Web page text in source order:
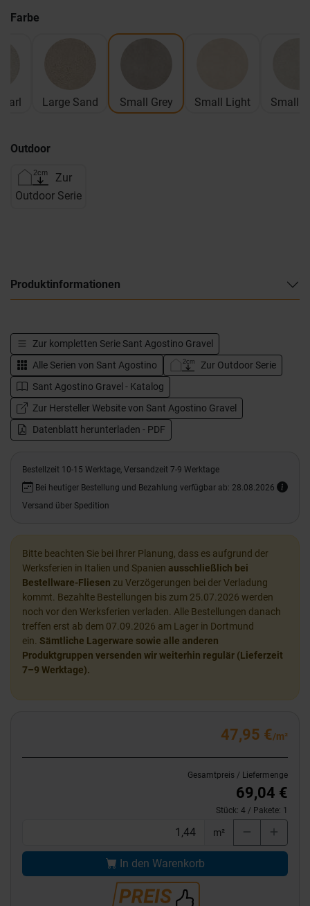
Farbe
Large Sand Small Grey Small Light Small
Outdoor
Zur
Outdoor Serie
Produktinformationen
Zur kompletten Serie Sant Agostino Gravel
Alle Serien von Sant Agostino
Zur Outdoor Serie
Sant Agostino Gravel - Katalog
Zur Hersteller Website von Sant Agostino Gravel
Datenblatt herunterladen - PDF
Bestellzeit 10-15 Werktage, Versandzeit 7-9 Werktage
Bei heutiger Bestellung und Bezahlung verfügbar ab: 28.08.2026
Versand über Spedition
Bitte beachten Sie bei Ihrer Planung, dass es aufgrund der
Werksferien in Italien und Spanien ausschließlich bei
Bestellware-Fliesen zu Verzögerungen bei der Verladung
kommt. Bezahlte Bestellungen bis zum 25.07.2026 werden
noch vor den Werksferien verladen. Alle Bestellungen danach
treffen erst ab dem 07.09.2026 am Lager in Dortmund
ein. Sämtliche Lagerware sowie alle anderen
Produktgruppen versenden wir weiterhin regulär (Lieferzeit
7–9 Werktage).
47,95 €/m²
Gesamtpreis / Liefermenge
69,04 €
Stück: 4 / Pakete: 1
m²
In den Warenkorb